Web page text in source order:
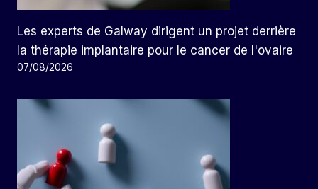
Les experts de Galway dirigent un projet derrière
la thérapie implantaire pour le cancer de l'ovaire
07/08/2026